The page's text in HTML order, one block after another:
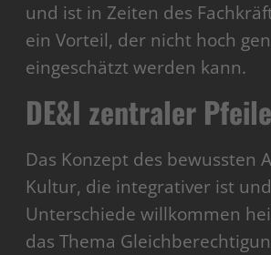
und ist in Zeiten des
ein Vorteil, der nicht hoch
eingeschätzt werden kann.
DE&I zentraler
Das Konzept des bewussten
Kultur, die integrativer ist und
Unterschiede willkommen
das Thema